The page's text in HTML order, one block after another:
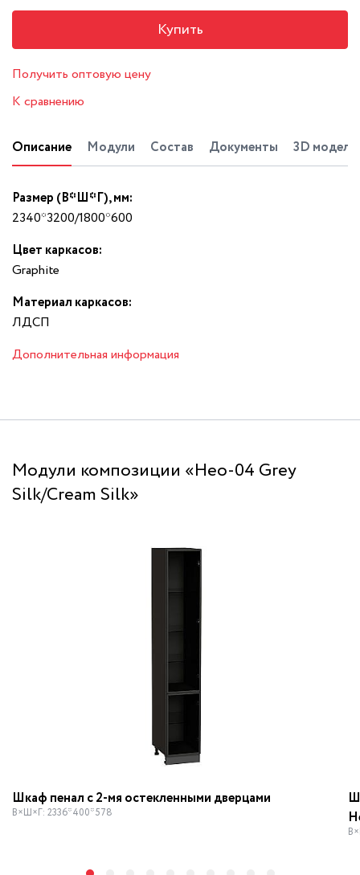
Купить
Получить оптовую цену
К сравнению
Описание Модули Состав Документы 3D модель
Размер (В*Ш*Г), мм:
2340*3200/1800*600
Цвет каркасов:
Graphite
Материал каркасов:
ЛДСП
Дополнительная информация
Модули композиции «Нео-04 Grey
Silk/Cream Silk»
Шкаф пенал с 2-мя остекленными дверцами
В×Ш×Г: 2336*400*578